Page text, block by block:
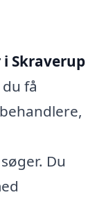
Skraverup
få
Du